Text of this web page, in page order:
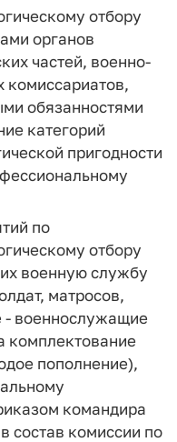
отбору
органов
частей, военно-
комиссариатов,
обязанностями
категорий
пригодности
по
отбору
военную службу
матросов,
- военнослужащие
комплектование
пополнение),
командира
состав комиссии по